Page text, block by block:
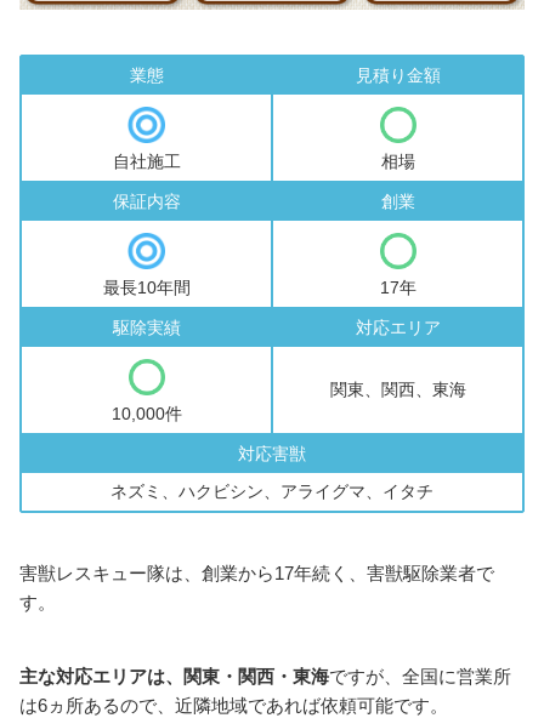
業態
自社施工
見積り金額
相場
保証内容
最長10年間
創業
17年
駆除実績
10,000件
対応エリア
関東、関西、東海
対応害獣
ネズミ、ハクビシン、アライグマ、イタチ
害獣レスキュー隊は、創業から17年続く、害獣駆除業者で
す。
主な対応エリアは、関東・関西・東海ですが、全国に営業所
は6ヵ所あるので、近隣地域であれば依頼可能です。